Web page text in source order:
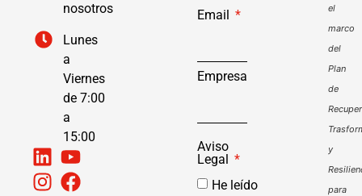
nosotros
Lunes
a
Viernes
de 7:00
a
15:00
Email
Empresa
Aviso
Legal
He leído
el
marco
del
Plan
de
y
para